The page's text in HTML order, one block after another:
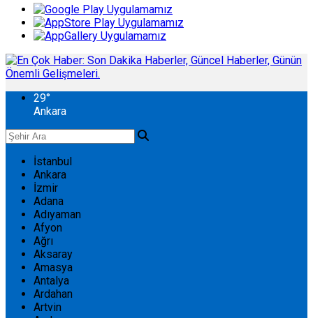
29°
Ankara
İstanbul
Ankara
İzmir
Adana
Adıyaman
Afyon
Ağrı
Aksaray
Amasya
Antalya
Ardahan
Artvin